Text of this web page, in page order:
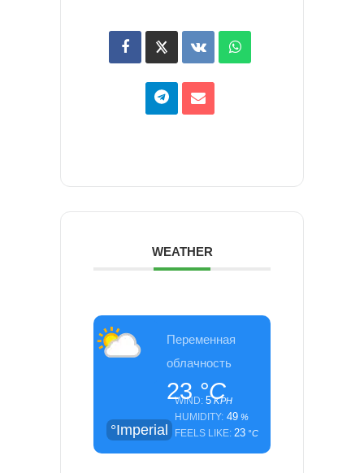
WEATHER
Переменная
облачность
23°C
°Imperial
WIND: 5KPH
HUMIDITY:49%
FEELS LIKE: 23°C